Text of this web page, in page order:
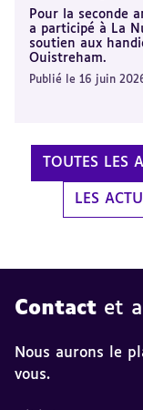
Pour la seconde
a participé à La
soutien aux
Ouistreham.
Publié le 16 juin
TOUTES LES
LES
Contact et
Nous aurons le
vous.